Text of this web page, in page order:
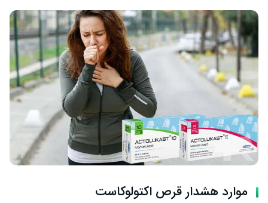
موارد هشدار قرص اکتولوکاست